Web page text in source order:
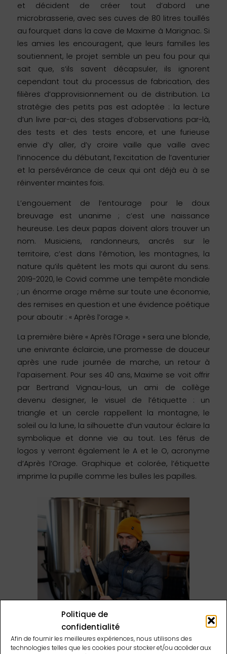
Politique de
confidentialité
Afin de fournir les meilleures expériences, nous utilisons des
technologies telles que les cookies pour stocker et/ou accéder aux
et décident de créer tout d’abord une
microbrasserie, avec ses cuves de 80 litres touillés
au fourquet dans la cave de Maxime à Marignac. Si
les amies les encouragent, que leurs familles les
soutiennent, le projet semble un peu fou pour qui
sait que, s’ils savent décapsuler, ils ignorent
cependant tout du processus de fabrication, des
filières d’approvisionnement ou de distribution. La
stratégie des petits pas est adoptée : la lecture
d’un livre par-ci, des stages d’observations par-là,
des tests et des tests encore, et une furieuse
envie d’y aller, d’y croire vaille que vaille avec
l’innocence du débutant, l’excitation de l’aventurier
et la persévérance de ceux qui ont déjà eu à se
réinventer maintes fois.
L’engouement de l’entourage pour le doux
breuvage est unanime ; c’est une naissance
heureuse. Les deux papas doivent alors trouver un
nom. Musiciens, randonneurs, ancrés sur le
territoire, c’est dans l’émotion, les montagnes, la
nature qu’ils quêtent les mots qui auront du sens.
2019-2020, le Covid comme une tempête mondiale
; un énorme orage même sur toute une économie,
des remises en question et une évidence poétique
pour aboutir : « Après l’orage ».
La première bière « Après l’Orage » sera une blonde,
une enivrante éclaircie, une promesse de douceur
après une rude journée de marche, un retour à
l’apaisement. Pour ses 40 ans, Maxime se voit offrir
par Bertrand Vignau-lous, un ami de collège
devenu designer, le visuel de l’étiquette : un
triangle et un cercle rappellent la montagne, le
soleil ou la lune, la silhouette d’un vautour éclaire la
symbolique et donne vie au tout. Les férus de
logos y verront également le A et le O, acronyme
d’Après l’Orage. Graphique et colorée, l’étiquette
imprime la pupille comme les bulles les papilles.